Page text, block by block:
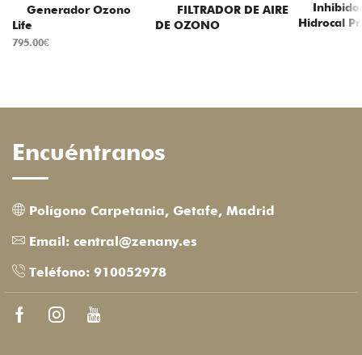
Generador Ozono
Life
795.00€
FILTRADOR DE AIRE
DE OZONO
Inhibidor
Hidrocal
Encuéntranos
Polígono Carpetania, Getafe, Madrid
Email: central@zenany.es
Teléfono: 910052978
FacebookInstagram